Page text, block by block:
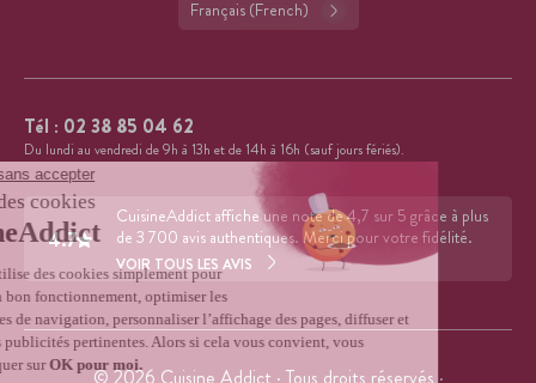
Français (French)
Tél : 02 38 85 04 62
Du lundi au vendredi de 9h à 13h et de 14h à 16h (sauf jours fériés).
4.7
CuisineAddict affiche une note de 4,7 sur 5 grâce à plus
de 3 700 avis authentiques. Merci pour votre fidélité.
VOIR TOUS LES AVIS